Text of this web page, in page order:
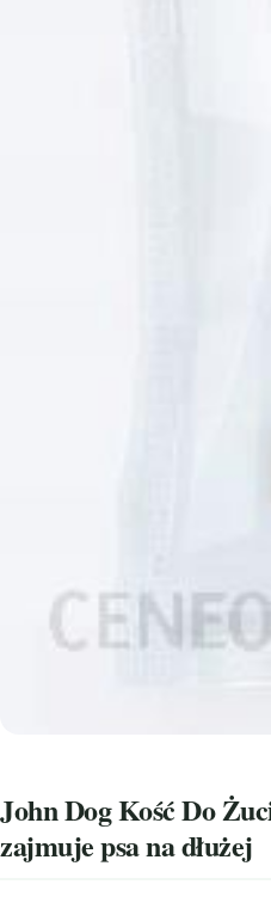
John Dog Kość Do
zajmuje psa na dłużej